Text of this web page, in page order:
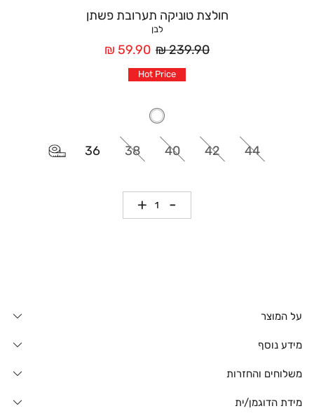
חולצת טוניקה תערובת פשתן
לבן
מחיר
אחרי
הנחה
59.90 ₪
מחיר
239.90 ₪
Hot Price
36 38 40 42 44
כמות
על המוצר
מידע נוסף
משלוחים והחזרות
מידת הדוגמן/ית